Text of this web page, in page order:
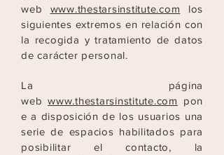
web www.thestarsinstitute.com los
siguientes extremos en relación con
la recogida y tratamiento dedatos
de carácter personal.
La página
webwww.thestarsinstitute.com
pon
e a disposición de los usuarios una
serie de espacios habilitados para
posibilitar el contacto, la